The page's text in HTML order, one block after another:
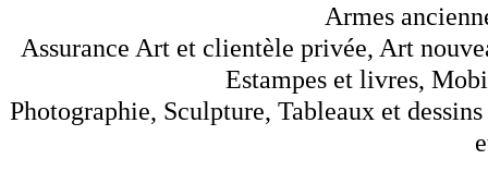
Armes
Assurance Art et clientèle privée, Art
Estampes et livres,
Photographie, Sculpture, Tableaux et